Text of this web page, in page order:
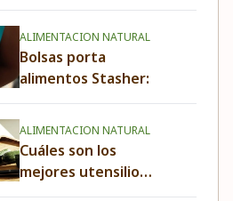
batería de cocina
duradera y fácil de
usar
ALIMENTACION NATURAL
Bolsas porta
alimentos Stasher:
ALIMENTACION NATURAL
Cuáles son los
mejores utensilios
para cocinar de